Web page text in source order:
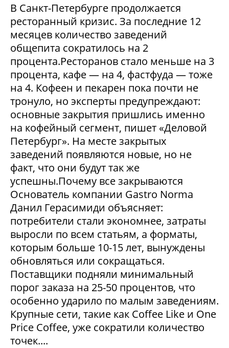
В Санкт-Петербурге продолжается
ресторанный кризис. За последние 12
месяцев количество заведений
общепита сократилось на 2
процента.Ресторанов стало меньше на 3
процента, кафе — на 4, фастфуда — тоже
на 4. Кофеен и пекарен пока почти не
тронуло, но эксперты предупреждают:
основные закрытия пришлись именно
на кофейный сегмент, пишет «Деловой
Петербург». На месте закрытых
заведений появляются новые, но не
факт, что они будут так же
успешны.Почему все закрываются
Основатель компании Gastro Norma
Данил Герасимиди объясняет:
потребители стали экономнее, затраты
выросли по всем статьям, а форматы,
которым больше 10-15 лет, вынуждены
обновляться или сокращаться.
Поставщики подняли минимальный
порог заказа на 25-50 процентов, что
особенно ударило по малым заведениям.
Крупные сети, такие как Coffee Like и One
Price Coffee, уже сократили количество
точек....